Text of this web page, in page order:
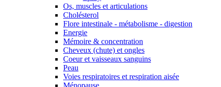
Os, muscles et articulations
Cholésterol
Flore intestinale - métabolisme - digestion
Energie
Mémoire & concentration
Cheveux (chute) et ongles
Coeur et vaisseaux sanguins
Peau
Voies respiratoires et respiration aisée
Ménopause